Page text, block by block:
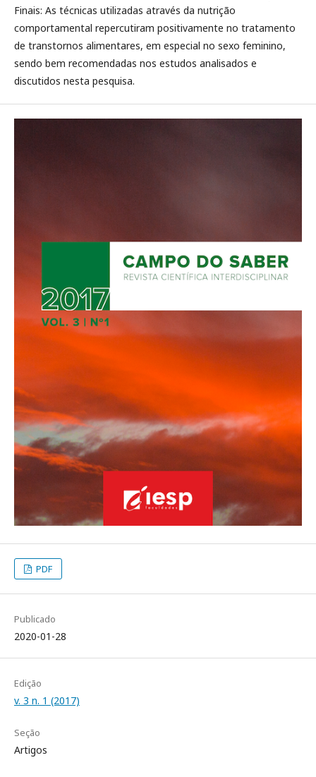
Finais: As técnicas utilizadas através da nutrição
comportamental repercutiram positivamente no tratamento
de transtornos alimentares, em especial no sexo feminino,
sendo bem recomendadas nos estudos analisados e
discutidos nesta pesquisa.
PDF
Publicado
2020-01-28
Edição
v. 3 n. 1 (2017)
Seção
Artigos